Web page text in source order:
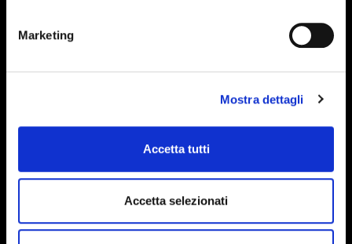
Marketing
Mostra dettagli
Accetta tutti
Accetta selezionati